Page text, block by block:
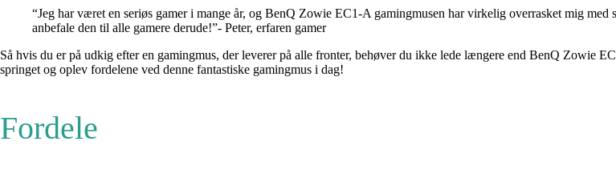
“Jeg har været en seriøs gamer i mange år, og BenQ Zowie EC1-A gamingmusen har virkelig overrasket mig
anbefale den til alle gamere derude!”- Peter, erfaren gamer
Så hvis du er på udkig efter en gamingmus, der leverer på alle fronter, behøver du ikke lede længere end BenQ Zowie
springet og oplev fordelene ved denne fantastiske gamingmus i dag!
Fordele